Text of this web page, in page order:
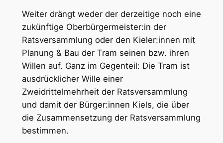
Weiter drängt weder der derzeitige noch eine
zukünftige Oberbürgermeister:in der
Ratsversammlung oder den Kieler:innen mit
Planung & Bau der Tram seinen bzw. ihren
Willen auf. Ganz im Gegenteil: Die Tram ist
ausdrücklicher Wille einer
Zweidrittelmehrheit der Ratsversammlung
und damit der Bürger:innen Kiels, die über
die Zusammensetzung der Ratsversammlung
bestimmen.